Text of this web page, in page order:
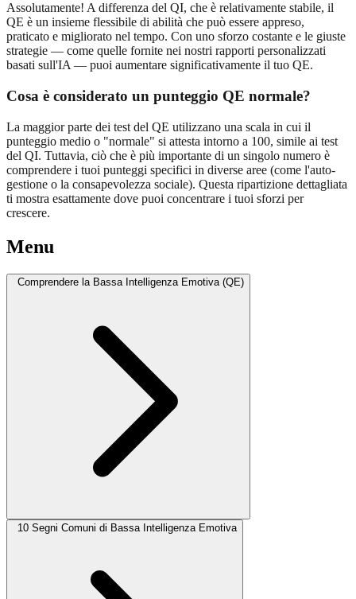
Assolutamente! A differenza del QI, che è relativamente stabile, il
QE è un insieme flessibile di abilità che può essere appreso,
praticato e migliorato nel tempo. Con uno sforzo costante e le giuste
strategie — come quelle fornite nei nostri rapporti personalizzati
basati sull'IA — puoi aumentare significativamente il tuo QE.
Cosa è considerato un punteggio QE normale?
La maggior parte dei test del QE utilizzano una scala in cui il
punteggio medio o "normale" si attesta intorno a 100, simile ai test
del QI. Tuttavia, ciò che è più importante di un singolo numero è
comprendere i tuoi punteggi specifici in diverse aree (come l'auto-
gestione o la consapevolezza sociale). Questa ripartizione dettagliata
ti mostra esattamente dove puoi concentrare i tuoi sforzi per
crescere.
Menu
Comprendere la Bassa Intelligenza Emotiva (QE)
10 Segni Comuni di Bassa Intelligenza Emotiva